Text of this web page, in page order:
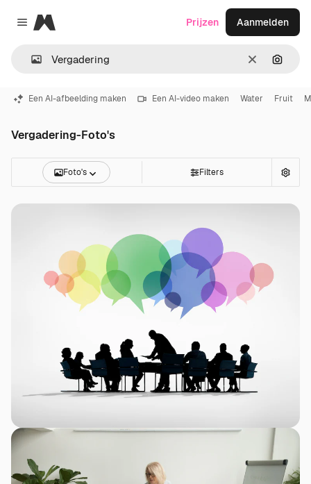
Close menu
Magnific
Wissen
Prijzen Aanmelden
Een AI-afbeelding maken Een AI-video maken Water Fruit
Vergadering-Foto's
Foto's Filters